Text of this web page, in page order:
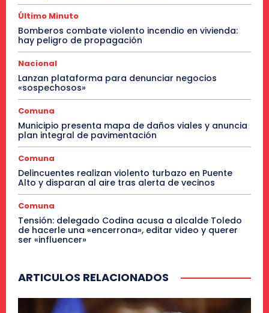
Último Minuto
Bomberos combate violento incendio en vivienda:
hay peligro de propagación
Nacional
Lanzan plataforma para denunciar negocios
«sospechosos»
Comuna
Municipio presenta mapa de daños viales y anuncia
plan integral de pavimentación
Comuna
Delincuentes realizan violento turbazo en Puente
Alto y disparan al aire tras alerta de vecinos
Comuna
Tensión: delegado Codina acusa a alcalde Toledo
de hacerle una «encerrona», editar video y querer
ser «influencer»
ARTICULOS RELACIONADOS